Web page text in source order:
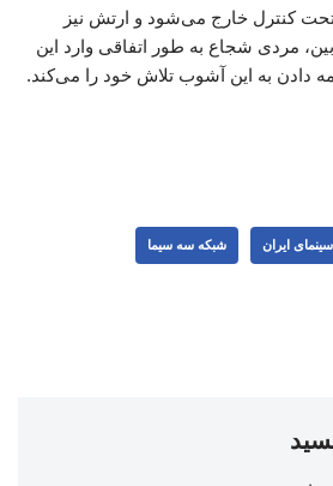
تحت کنترل خارج می‌شود و ارتش نیز
مردی شجاع به طور اتفاقی وارد این
دادن به این آشوب تلاش خود را می‌کند.
سینمای ایران شبکه سه سیما